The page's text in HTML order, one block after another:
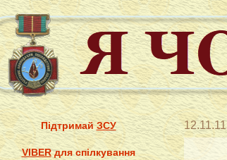
12.11.11
ПідтримайЗСУ
VIBERдля спілкування